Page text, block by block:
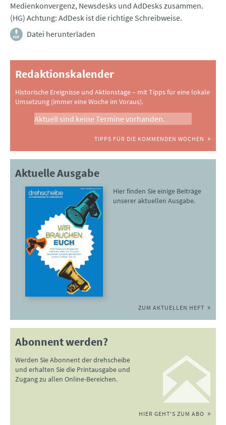
Medienkonvergenz, Newsdesks und AdDesks zusammen.
(HG) Achtung: AdDesk ist die richtige Schreibweise.
Datei herunterladen
Redaktionskalender
Historische Ereignisse und Aktionstage – mit Tipps für eine lokale
Umsetzung (immer eine Woche im Voraus).
Aktuell sind keine Termine vorhanden.
TIPPS FÜR DIE KOMMENDEN WOCHEN
Aktuelle Ausgabe
Hier finden Sie einige Beiträge
unserer aktuellen Ausgabe.
ZUM AKTUELLEN HEFT
Abonnent werden?
Werden Sie Abonnent der drehscheibe
und erhalten Sie die Printausgabe und
Zugang zu allen Online-Bereichen.
HIER GEHT'S ZUM ABO